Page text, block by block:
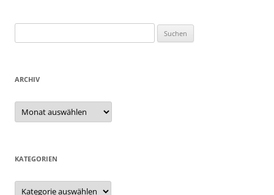
nach:
ARCHIV
Archiv
KATEGORIEN
Kategorien